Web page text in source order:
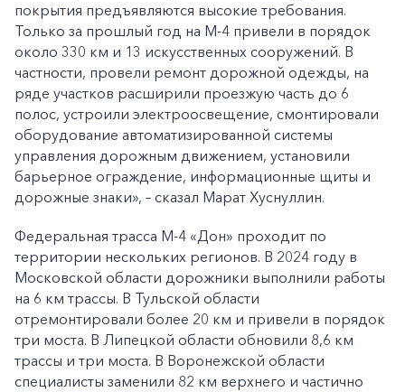
покрытия предъявляются высокие требования.
Только за прошлый год на М-4 привели в порядок
около 330 км и 13 искусственных сооружений. В
частности, провели ремонт дорожной одежды, на
ряде участков расширили проезжую часть до 6
полос, устроили электроосвещение, смонтировали
оборудование автоматизированной системы
управления дорожным движением, установили
барьерное ограждение, информационные щиты и
дорожные знаки», – сказал Марат Хуснуллин.
Федеральная трасса М-4 «Дон» проходит по
территории нескольких регионов. В 2024 году в
Московской области дорожники выполнили работы
на 6 км трассы. В Тульской области
отремонтировали более 20 км и привели в порядок
три моста. В Липецкой области обновили 8,6 км
трассы и три моста. В Воронежской области
специалисты заменили 82 км верхнего и частично